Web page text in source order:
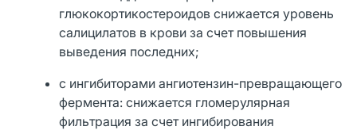
глюкокортикостероидов снижается уровень
салицилатов в крови за счет повышения
выведения последних;
с ингибиторами ангиотензин-превращающего
фермента: снижается гломерулярная
фильтрация за счет ингибирования